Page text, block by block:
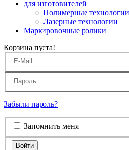
для изготовителей
Полимерные технологии
Лазерные технологии
Маркировочные ролики
Корзина пуста!
Забыли пароль?
Запомнить меня
Войти